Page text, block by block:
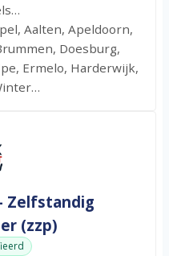
Aalten, Apeldoorn,
Doesburg,
Ermelo, Harderwijk,
Zelfstandig
(zzp)